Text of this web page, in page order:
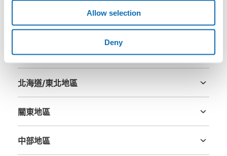
Allow selection
Deny
區域
北海道/東北地區
關東地區
中部地區